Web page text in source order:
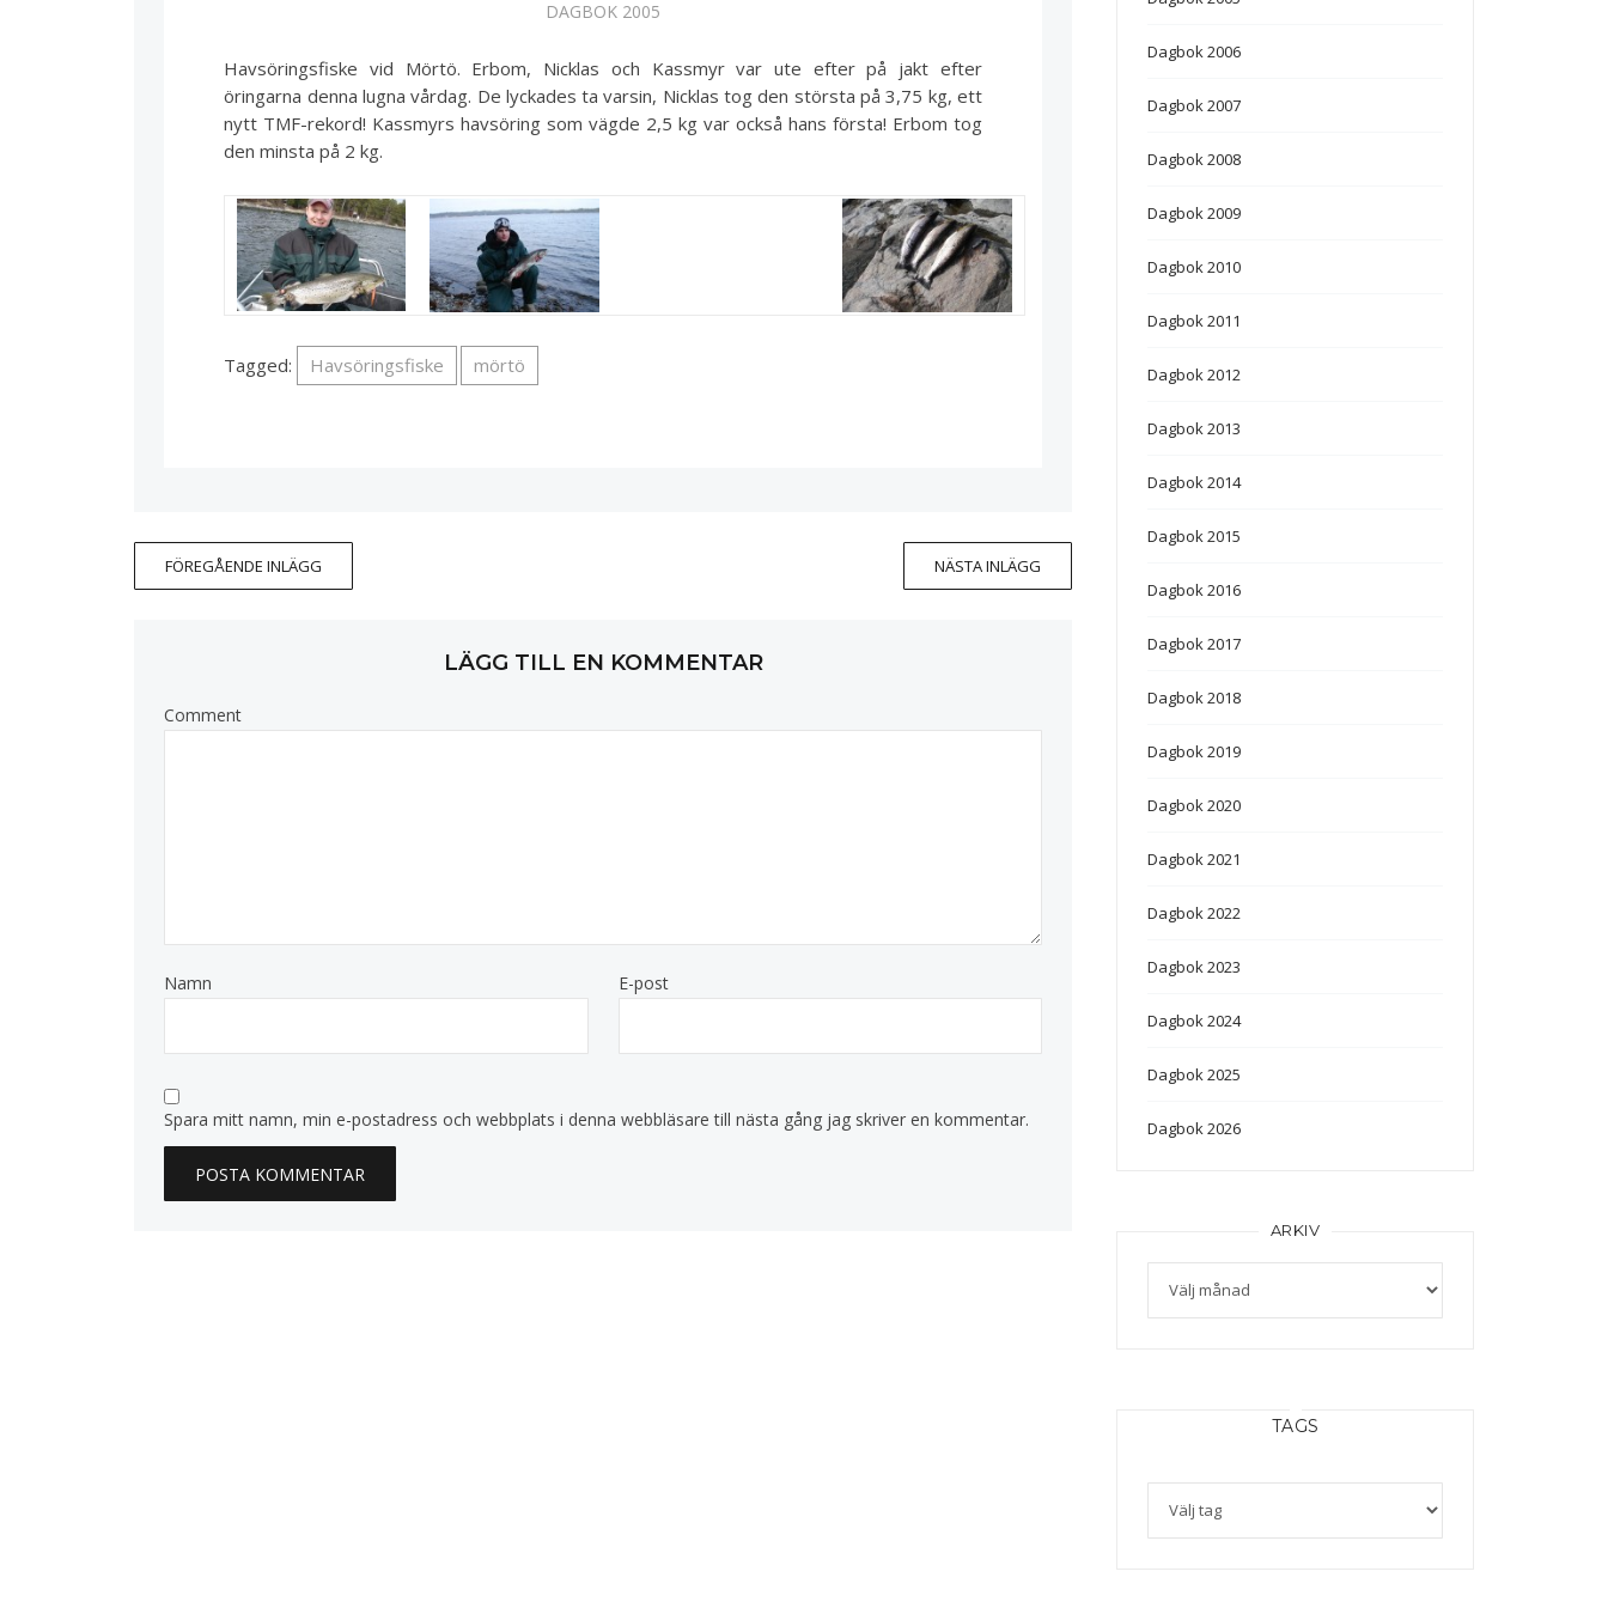
DAGBOK 2005
Havsöringsfiske vid Mörtö. Erbom, Nicklas och Kassmyr var ute efter på jakt efter
öringarna denna lugna vårdag. De lyckades ta varsin, Nicklas tog den största på 3,75 kg, ett
nytt TMF-rekord! Kassmyrs havsöring som vägde 2,5 kg var också hans första! Erbom tog
den minsta på 2 kg.
Tagged: Havsöringsfiske mörtö
FÖREGÅENDE INLÄGG NÄSTA INLÄGG
LÄGG TILL EN KOMMENTAR
Comment
Namn E-post
Spara mitt namn, min e-postadress och webbplats i denna webbläsare till nästa gång jag skriver en kommentar.
Dagbok 2006
Dagbok 2007
Dagbok 2008
Dagbok 2009
Dagbok 2010
Dagbok 2011
Dagbok 2012
Dagbok 2013
Dagbok 2014
Dagbok 2015
Dagbok 2016
Dagbok 2017
Dagbok 2018
Dagbok 2019
Dagbok 2020
Dagbok 2021
Dagbok 2022
Dagbok 2023
Dagbok 2024
Dagbok 2025
Dagbok 2026
ARKIV
Arkiv
TAGS